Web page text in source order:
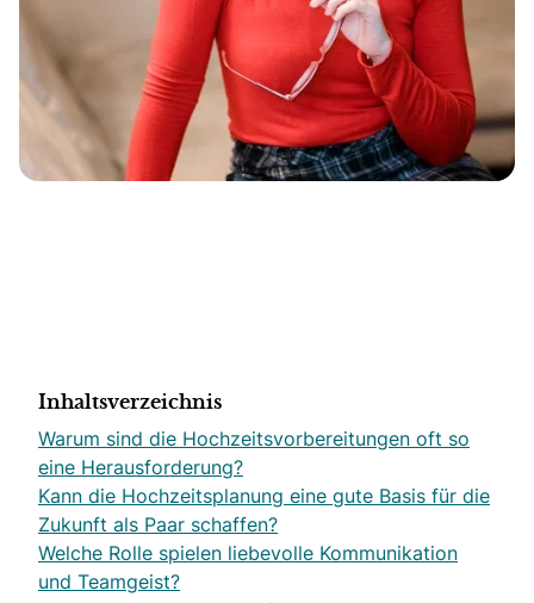
Inhaltsverzeichnis
Warum sind die Hochzeitsvorbereitungen oft so
eine Herausforderung?
Kann die Hochzeitsplanung eine gute Basis für die
Zukunft als Paar schaffen?
Welche Rolle spielen liebevolle Kommunikation
und Teamgeist?